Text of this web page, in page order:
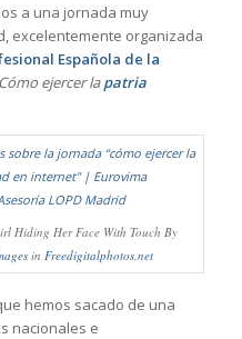
a una jornada muy
excelentemente organizada
Española de la
ejercer lapatria
Hiding Her Face With Touch By
in Freedigitalphotos.net
hemos sacado de una
nacionales e